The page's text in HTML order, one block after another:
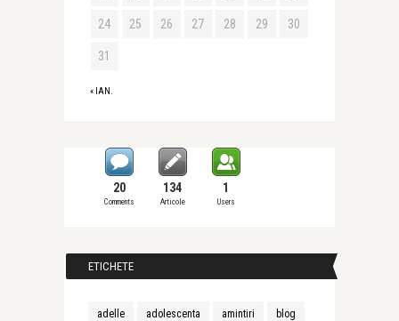
« IAN.
24 25 26 27 28 29 30
31
20
Comments
134
Articole
1
Users
ETICHETE
adelle adolescenta amintiri blog